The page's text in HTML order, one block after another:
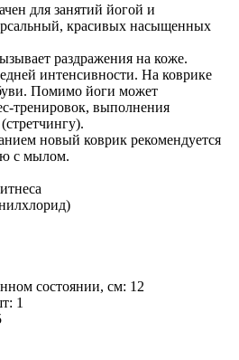
для занятий йогой и
красивых насыщенных
раздражения на коже.
интенсивности. На коврике
Помимо йоги может
тренировок, выполнения
новый коврик рекомендуется
с мылом.
состоянии, см: 12
1